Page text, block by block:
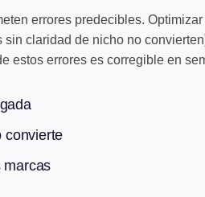
errores predecibles.
claridad de nicho no
estos errores es corregible en
convierte
marcas